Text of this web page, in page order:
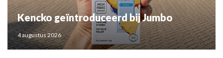
Kencko geïntroduceerd bij Jumbo
4 augustus 2026